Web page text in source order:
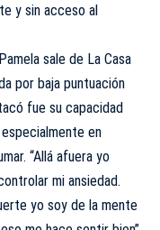
y sin acceso al
sale de La Casa
por baja puntuación
fue su capacidad
en
“Allá afuera yo
mi ansiedad.
yo soy de la mente